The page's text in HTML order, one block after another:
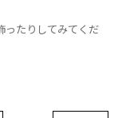
ったりしてみてくだ